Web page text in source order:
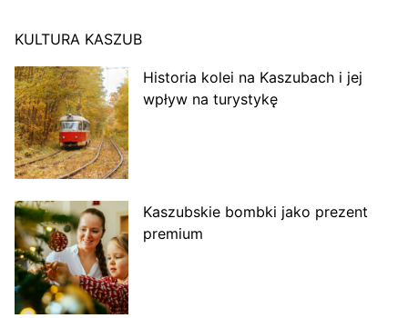
KULTURA KASZUB
Historia kolei na Kaszubach i jej
wpływ na turystykę
Kaszubskie bombki jako prezent
premium